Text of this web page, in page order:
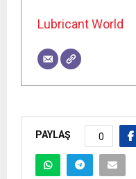
Lubricant World
PAYLAŞ 0